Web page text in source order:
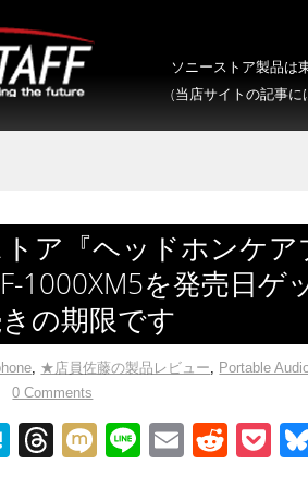
ソニーストア製品は
(当店サイトの記事
ア『ヘッドホンケ
1000XM5を発売日ゲ
の期限です
, ★店員佐藤の製品レビュー, Portable
0 Comments
H
T
M
Li
E
R
P